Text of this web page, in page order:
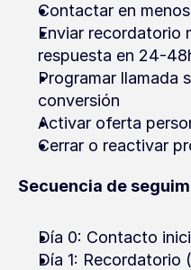
Contactar en
Enviar recordatorio
respuesta en 24-
Programar llamada
conversión
Activar oferta
Cerrar o reactivar
Secuencia de
Día 0: Contacto
Día 1: Recordatorio